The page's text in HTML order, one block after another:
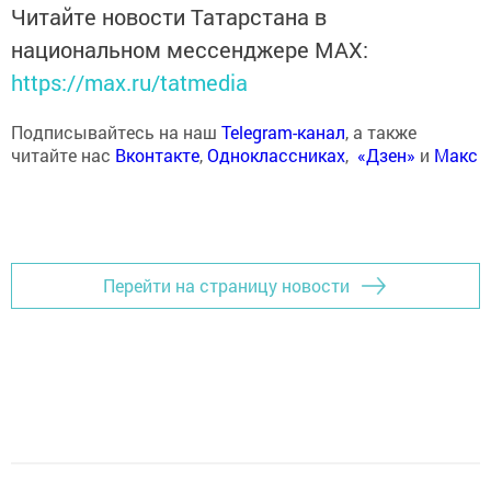
Читайте новости Татарстана в
национальном мессенджере MАХ:
https://max.ru/tatmedia
Подписывайтесь на наш Telegram-канал, а также
читайте нас Вконтакте,Одноклассниках, «Дзен» и Макс
Перейти на страницу новости